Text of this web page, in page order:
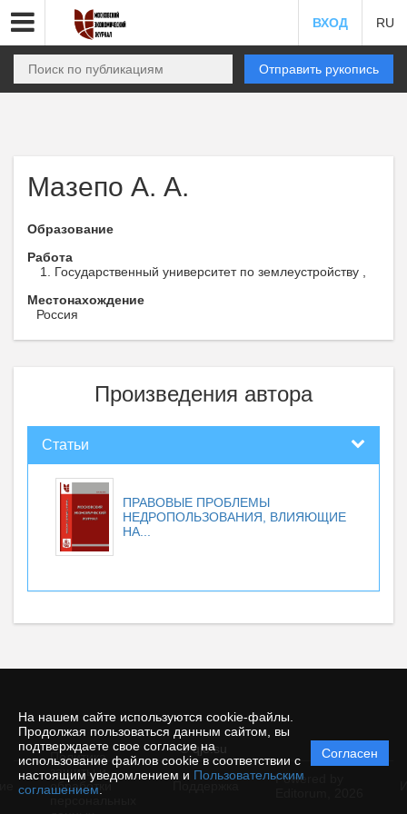
На нашем сайте используются cookie-файлы.
Продолжая пользоваться данным сайтом, вы
подтверждаете свое согласие на
использование файлов cookie в соответствии с
настоящим уведомлением и Пользовательским
соглашением
Согласен
ВХОД RU
Отправить рукопись
Мазепо А. А.
Образование
Работа
Государственный университет по землеустройству ,
Местонахождение
Россия
Произведения автора
Статьи
ПРАВОВЫЕ ПРОБЛЕМЫ
НЕДРОПОЛЬЗОВАНИЯ, ВЛИЯЮЩИЕ
НА...
© qje.su
Политика
защиты и
обработки
Powered by